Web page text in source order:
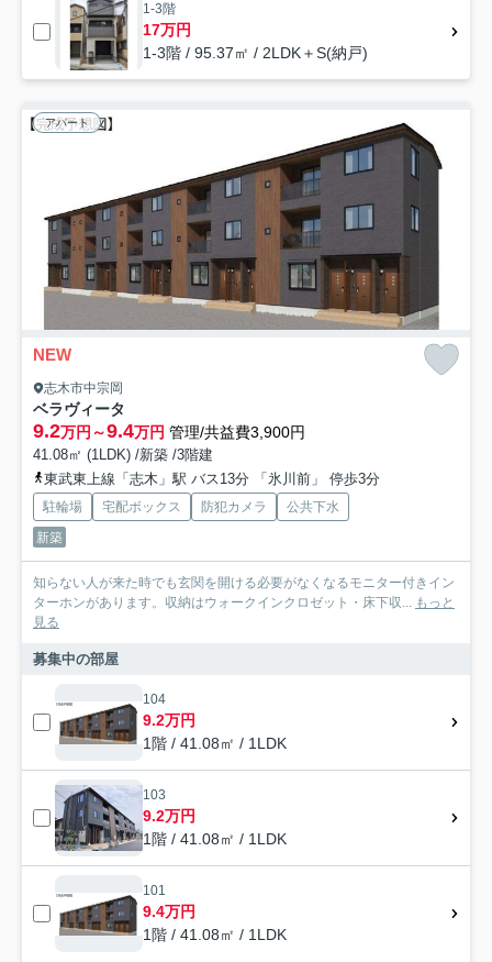
1-3階
17万円
1-3階 / 95.37㎡ / 2LDK＋S(納戸)
アパート
NEW
志木市中宗岡
ベラヴィータ
9.2万円～9.4万円 管理/共益費3,900円
41.08㎡ (1LDK) /新築 /3階建
東武東上線「志木」駅 バス13分 「氷川前」 停歩3分
駐輪場 宅配ボックス 防犯カメラ
公共下水
新築
知らない人が来た時でも玄関を開ける必要がなくなるモニター付きイン
ターホンがあります。収納はウォークインクロゼット・床下収... もっと
見る
募集中の部屋
104
9.2万円
1階 / 41.08㎡ / 1LDK
103
9.2万円
1階 / 41.08㎡ / 1LDK
101
9.4万円
1階 / 41.08㎡ / 1LDK